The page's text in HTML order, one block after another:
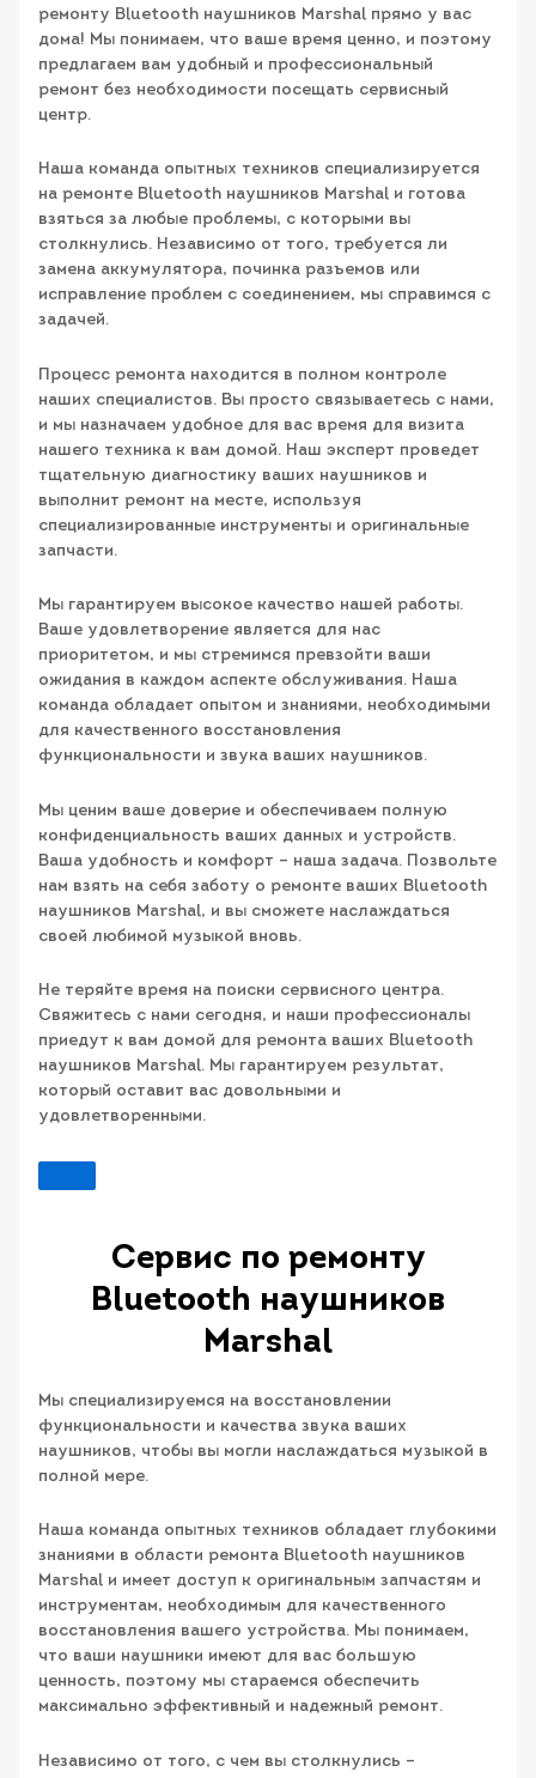
ремонту Bluetooth наушников Marshal прямо у вас
дома! Мы понимаем, что ваше время ценно, и поэтому
предлагаем вам удобный и профессиональный
ремонт без необходимости посещать сервисный
центр.
Наша команда опытных техников специализируется
на ремонте Bluetooth наушников Marshal и готова
взяться за любые проблемы, с которыми вы
столкнулись. Независимо от того, требуется ли
замена аккумулятора, починка разъемов или
исправление проблем с соединением, мы справимся с
задачей.
Процесс ремонта находится в полном контроле
наших специалистов. Вы просто связываетесь с нами,
и мы назначаем удобное для вас время для визита
нашего техника к вам домой. Наш эксперт проведет
тщательную диагностику ваших наушников и
выполнит ремонт на месте, используя
специализированные инструменты и оригинальные
запчасти.
Мы гарантируем высокое качество нашей работы.
Ваше удовлетворение является для нас
приоритетом, и мы стремимся превзойти ваши
ожидания в каждом аспекте обслуживания. Наша
команда обладает опытом и знаниями, необходимыми
для качественного восстановления
функциональности и звука ваших наушников.
Мы ценим ваше доверие и обеспечиваем полную
конфиденциальность ваших данных и устройств.
Ваша удобность и комфорт – наша задача. Позвольте
нам взять на себя заботу о ремонте ваших Bluetooth
наушников Marshal, и вы сможете наслаждаться
своей любимой музыкой вновь.
Не теряйте время на поиски сервисного центра.
Свяжитесь с нами сегодня, и наши профессионалы
приедут к вам домой для ремонта ваших Bluetooth
наушников Marshal. Мы гарантируем результат,
который оставит вас довольными и
удовлетворенными.
Сервис по ремонту
Bluetooth наушников
Marshal
Мы специализируемся на восстановлении
функциональности и качества звука ваших
наушников, чтобы вы могли наслаждаться музыкой в
полной мере.
Наша команда опытных техников обладает глубокими
знаниями в области ремонта Bluetooth наушников
Marshal и имеет доступ к оригинальным запчастям и
инструментам, необходимым для качественного
восстановления вашего устройства. Мы понимаем,
что ваши наушники имеют для вас большую
ценность, поэтому мы стараемся обеспечить
максимально эффективный и надежный ремонт.
Независимо от того, с чем вы столкнулись –